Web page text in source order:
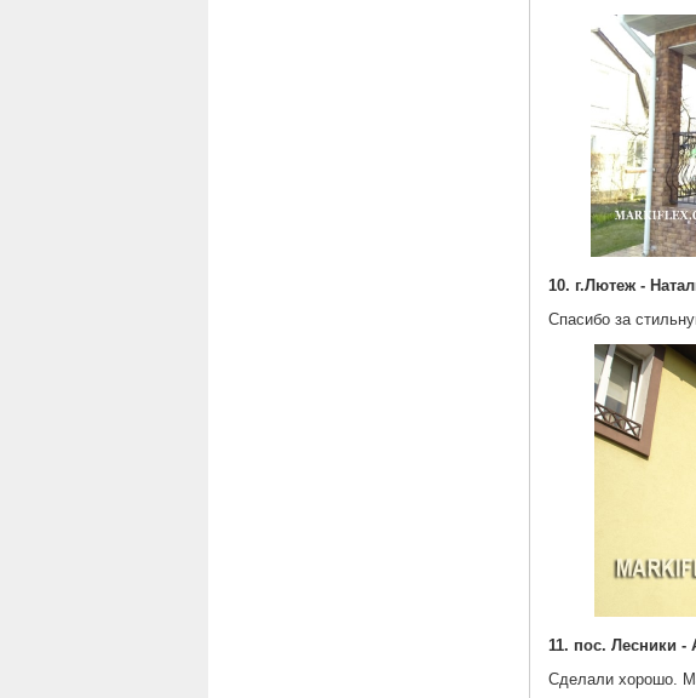
10. г.Лютеж -
Спасибо за
11. пос. Лесники -
Сделали хорошо.